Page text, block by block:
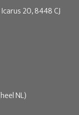
20, 8448 CJ
NL)